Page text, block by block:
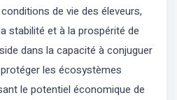
de vie des éleveurs,
stabilité et à la prospérité de
dans la capacité à conjuguer
les écosystèmes
le potentiel économique de